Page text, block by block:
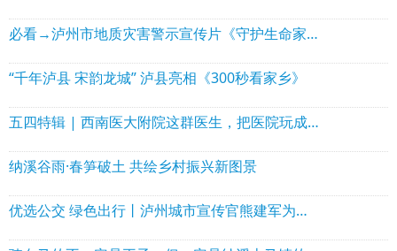
必看→泸州市地质灾害警示宣传片《守护生命家园》
“千年泸县 宋韵龙城” 泸县亮相《300秒看家乡》
五四特辑 | 西南医大附院这群医生，把医院玩成了“卷王”现场？
纳溪谷雨·春笋破土 共绘乡村振兴新图景
优选公交 绿色出行丨泸州城市宣传官熊建军为您推介坐公交的好处